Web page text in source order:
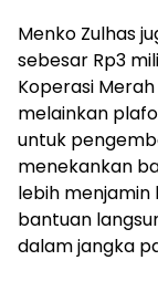
Menko Zulhas
sebesar Rp3
Koperasi
melainkan
untuk
menekankan
lebih
bantuan
dalam jangka